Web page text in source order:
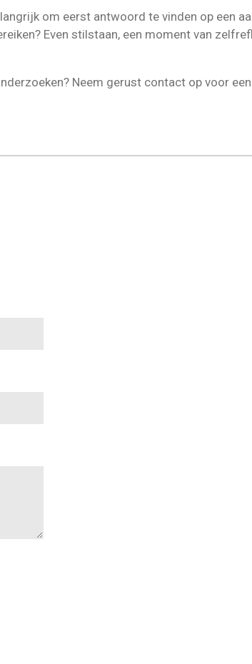
om eerst antwoord te vinden op een
Even stilstaan, een moment van
Neem gerust contact op voor